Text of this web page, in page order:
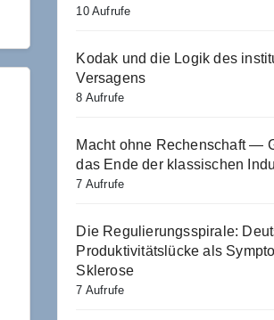
10 Aufrufe
Kodak und die Logik des
Versagens
8 Aufrufe
Macht ohne Rechenschaft —
das Ende der klassischen
7 Aufrufe
Die Regulierungsspirale:
Produktivitätslücke als
Sklerose
7 Aufrufe